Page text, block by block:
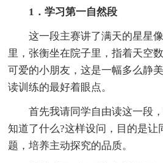
1．学习第一自然段
这一段主赛讲了满天的星星像
里，张衡坐在院子里，指着天空
可爱的小朋友，这是一幅多么静
读训练的最好着眼点。
首先我请同学自由读这一段，
知道了什么?这样设问，目的是让
题，培养主动探究的品质。